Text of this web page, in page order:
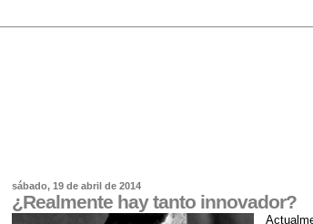
sábado, 19 de abril de 2014
¿Realmente hay tanto innovador?